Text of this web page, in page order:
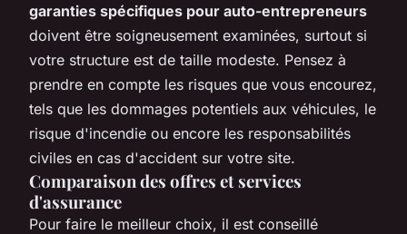
garanties spécifiques pour auto-entrepreneurs
doivent être soigneusement examinées, surtout si
votre structure est de taille modeste. Pensez à
prendre en compte les risques que vous encourez,
tels que les dommages potentiels aux véhicules, le
risque d'incendie ou encore les responsabilités
civiles en cas d'accident sur votre site.
Comparaison des offres et services
d'assurance
Pour faire le meilleur choix, il est conseillé